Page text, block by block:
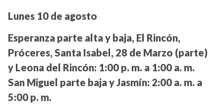
Lunes 10 de agosto
Esperanza parte alta y baja, El Rincón,
Próceres, Santa Isabel, 28 de Marzo (parte)
y Leona del Rincón: 1:00 p. m. a 1:00 a. m.
San Miguel parte baja y Jasmín: 2:00 a. m. a
5:00 p. m.